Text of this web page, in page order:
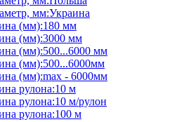
мм:Украина
(мм):180 мм
(мм):3000 мм
(мм):500...6000 мм
(мм):500...6000мм
(мм):max - 6000мм
рулона:10 м
рулона:10 м/рулон
рулона:100 м